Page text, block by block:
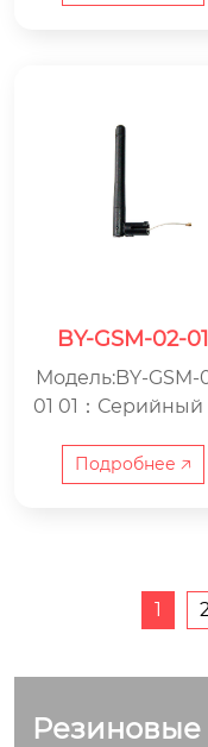
син Beyondoor по
BY-GSM-02-01
Модель:BY-GSM-
01 01：Серийный
GSM BY：ООО
ин Beyondoor по
Подробнее 🡥
1 2
Резиновые